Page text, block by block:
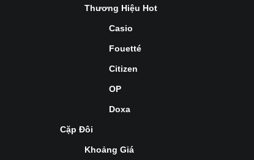
Thương Hiệu Hot
Casio
Fouetté
Citizen
OP
Doxa
Cặp Đôi
Khoảng Giá